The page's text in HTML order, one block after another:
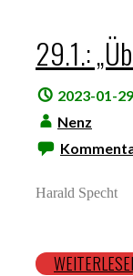
29.1.:
2023-01-29
Nenz
Harald Specht